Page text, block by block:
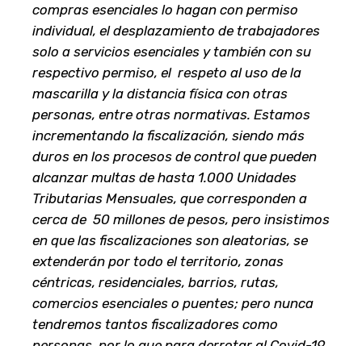
compras esenciales lo hagan con permiso
individual, el desplazamiento de trabajadores
solo a servicios esenciales y también con su
respectivo permiso, el respeto al uso de la
mascarilla y la distancia física con otras
personas, entre otras normativas. Estamos
incrementando la fiscalización, siendo más
duros en los procesos de control que pueden
alcanzar multas de hasta 1.000 Unidades
Tributarias Mensuales, que corresponden a
cerca de 50 millones de pesos, pero insistimos
en que las fiscalizaciones son aleatorias, se
extenderán por todo el territorio, zonas
céntricas, residenciales, barrios, rutas,
comercios esenciales o puentes; pero nunca
tendremos tantos fiscalizadores como